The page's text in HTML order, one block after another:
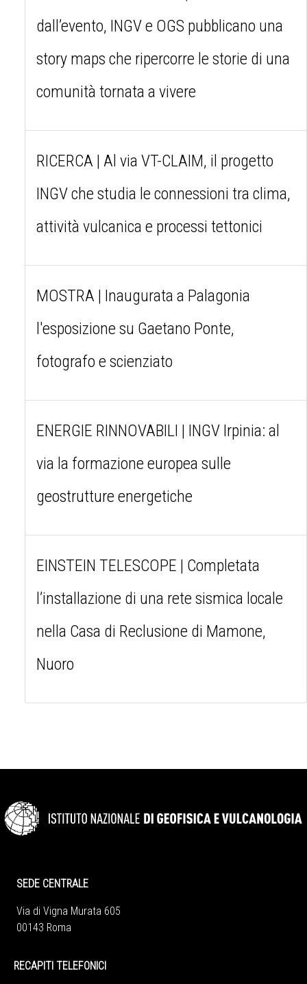
dall’evento, INGV e OGS pubblicano una
story maps che ripercorre le storie di una
comunità tornata a vivere
RICERCA | Al via VT-CLAIM, il progetto
INGV che studia le connessioni tra clima,
attività vulcanica e processi tettonici
MOSTRA | Inaugurata a Palagonia
l'esposizione su Gaetano Ponte,
fotografo e scienziato
ENERGIE RINNOVABILI | INGV Irpinia: al
via la formazione europea sulle
geostrutture energetiche
EINSTEIN TELESCOPE | Completata
l’installazione di una rete sismica locale
nella Casa di Reclusione di Mamone,
Nuoro
SEDE CENTRALE
Via di Vigna Murata 605
00143 Roma
RECAPITI TELEFONICI